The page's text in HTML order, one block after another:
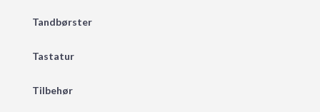
Tandbørster
Tastatur
Tilbehør